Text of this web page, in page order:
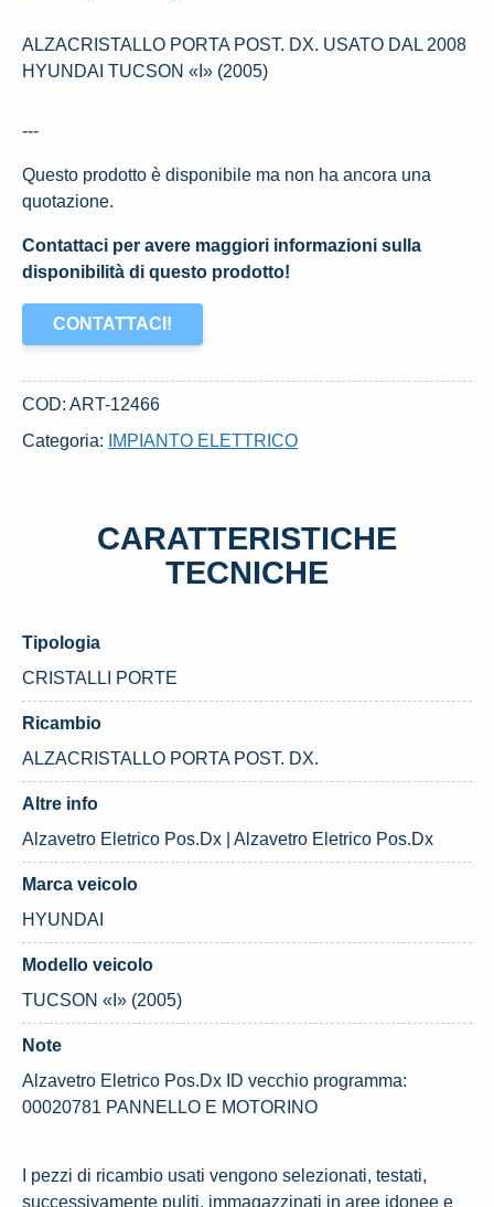
ALZACRISTALLO PORTA POST. DX. USATO DAL 2008
HYUNDAI TUCSON «I» (2005)
---
Questo prodotto è disponibile ma non ha ancora una
quotazione.
Contattaci per avere maggiori informazioni sulla
disponibilità di questo prodotto!
CONTATTACI!
COD: ART-12466
Categoria:
IMPIANTO ELETTRICO
CARATTERISTICHE
TECNICHE
Tipologia
CRISTALLI PORTE
Ricambio
ALZACRISTALLO PORTA POST. DX.
Altre info
Alzavetro Eletrico Pos.Dx | Alzavetro Eletrico Pos.Dx
Marca veicolo
HYUNDAI
Modello veicolo
TUCSON «I» (2005)
Note
Alzavetro Eletrico Pos.Dx ID vecchio programma:
00020781 PANNELLO E MOTORINO
I pezzi di ricambio usati vengono selezionati, testati,
successivamente puliti, immagazzinati in aree idonee e